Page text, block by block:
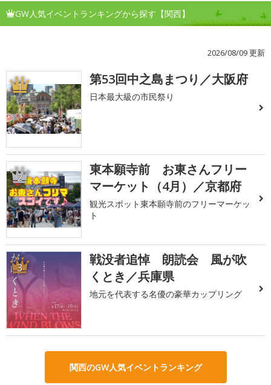
GW人気イベントランキングから探す【関西】
2026/08/09 更新
1 第53回中之島まつり／大阪府
日本最大級の市民祭り
2
東本願寺前 お東さんフリー
マーケット（4月）／京都府
観光スポット東本願寺前のフリーマーケッ
ト
3
戦没者追悼 朗読会 風が吹
くとき／兵庫県
地元を代表する名優の豪華カップリング
関西のGW人気イベントランキング